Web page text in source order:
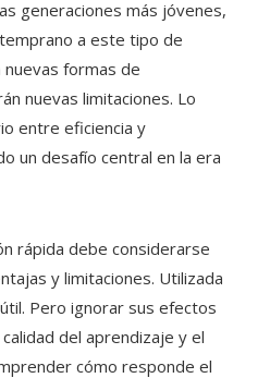
generaciones más jóvenes,
a este tipo de
formas de
nuevas limitaciones. Lo
entre eficiencia y
un desafío central en la era
rápida debe considerarse
y limitaciones. Utilizada
Pero ignorar sus efectos
del aprendizaje y el
cómo responde el